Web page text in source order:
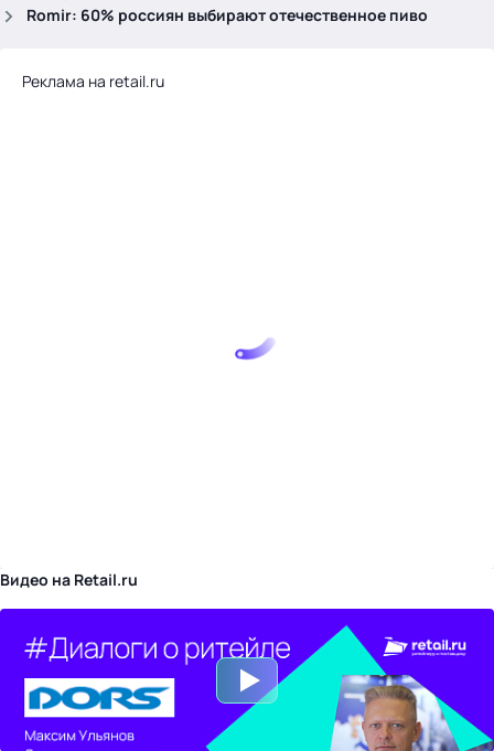
Romir: 60% россиян выбирают отечественное пиво
Реклама на retail.ru
Видео на Retail.ru